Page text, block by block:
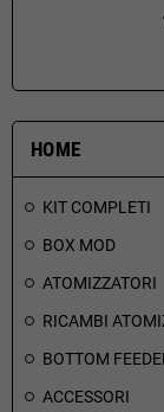
HOME
KIT COMPLETI
BOX MOD
ATOMIZZATORI
RICAMBI
BOTTOM
ACCESSORI